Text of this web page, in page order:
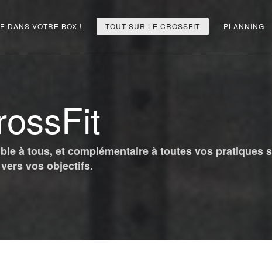
DANS VOTRE BOX ! TOUT SUR LE CROSSFIT PLANNING
à tous, et complémentaire à toutes vos pratiques
vos objectifs.